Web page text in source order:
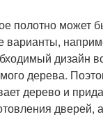
полотно может
варианты,
дизайн
дерева.
дерево и
дверей,